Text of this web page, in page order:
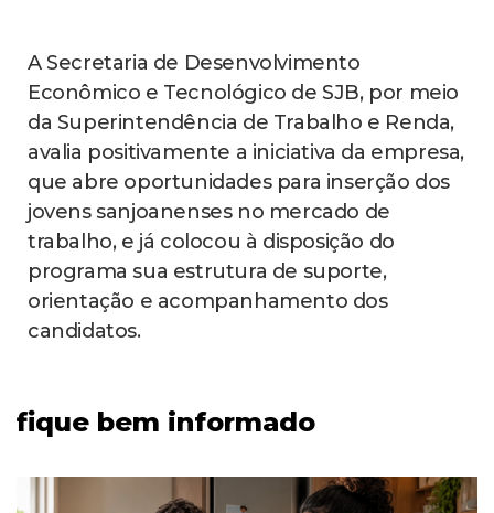
A Secretaria de Desenvolvimento
Econômico e Tecnológico de SJB, por meio
da Superintendência de Trabalho e Renda,
avalia positivamente a iniciativa da empresa,
que abre oportunidades para inserção dos
jovens sanjoanenses no mercado de
trabalho, e já colocou à disposição do
programa sua estrutura de suporte,
orientação e acompanhamento dos
candidatos.
fique bem informado